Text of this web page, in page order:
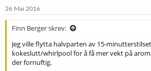
26 Mai 2016
Finn Berger skrev:
Jeg ville flytta halvparten av 15-
kokeslutt/whirlpool for å få mer vekt på
der fornuftig.